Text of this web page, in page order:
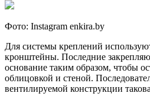
Фото: Instagram enkira.by
Для системы креплений
кронштейны. Последние
основание таким образом, чтобы
облицовкой и стеной.
вентилируемой конструкции